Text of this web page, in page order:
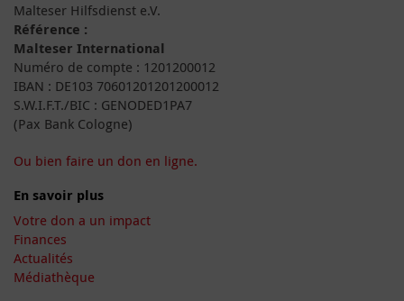
Malteser Hilfsdienst e.V.
Référence :
Malteser International
Numéro de compte : 1201200012
IBAN : DE103 70601201201200012
S.W.I.F.T./BIC : GENODED1PA7
(Pax Bank Cologne)
Ou bien faire un don en ligne.
En savoir plus
Votre don a un impact
Finances
Actualités
Médiathèque